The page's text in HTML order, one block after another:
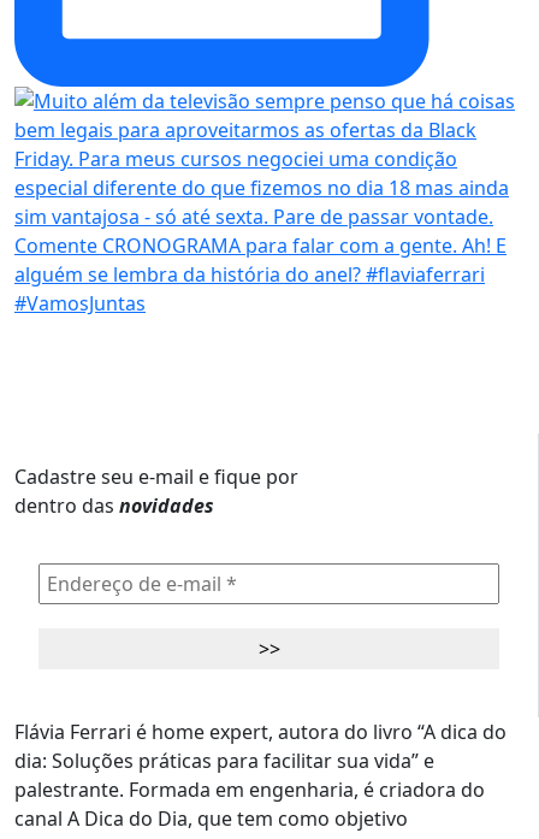
Cadastre seu e-mail e fique por
dentro das novidades
Flávia Ferrari é home expert, autora do livro “A dica do
dia: Soluções práticas para facilitar sua vida” e
palestrante. Formada em engenharia, é criadora do
canal A Dica do Dia, que tem como objetivo